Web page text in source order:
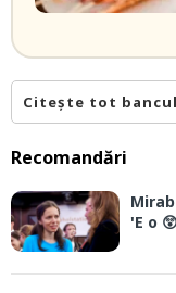
Citește tot bancul
Recomandări
'E o